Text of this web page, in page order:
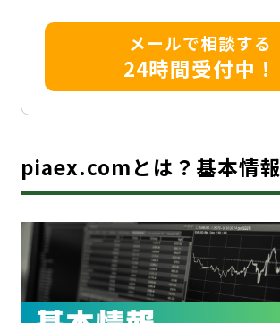
メールで相談する
24時間受付中！
piaex.comとは？基本情報